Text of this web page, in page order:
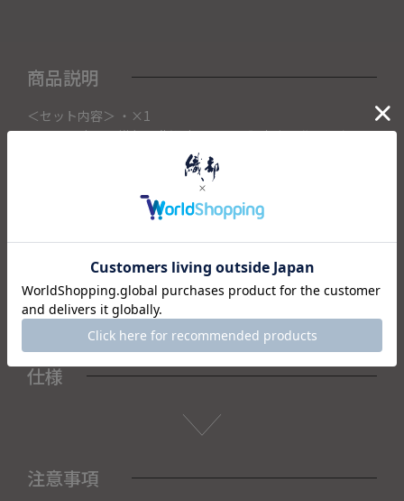
商品説明
＜セット内容＞ ・×1
こちらの商品は織部下北沢店にて展示販売中の作品になりま
ご注文いただいたタイミングによって織部下北沢店頭で売り
切れた場合は、キャンセルさせて頂きます。
また織部下北沢店からの出荷になりますので、ご注文確認
予めご了承くださいませ。
仕様
注意事項